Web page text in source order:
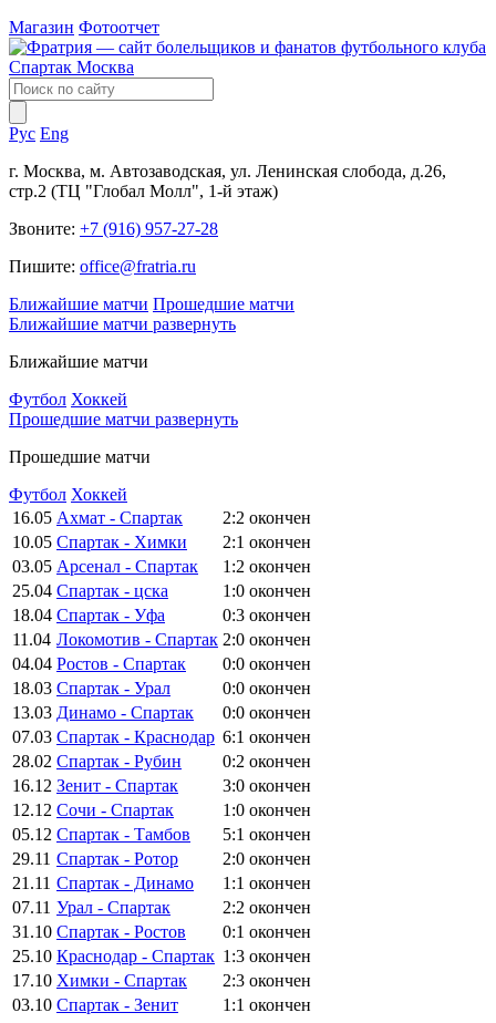
Магазин Фотоотчет
Рус Eng
г. Москва, м. Автозаводская, ул. Ленинская слобода, д.26,
стр.2 (ТЦ "Глобал Молл", 1-й этаж)
Звоните: +7 (916) 957-27-28
Пишите: office@fratria.ru
Ближайшие матчи Прошедшие матчи
Ближайшие матчи развернуть
Ближайшие матчи
Футбол Хоккей
Прошедшие матчи развернуть
Прошедшие матчи
Футбол Хоккей
16.05 Ахмат - Спартак 2:2 окончен
10.05 Спартак - Химки 2:1 окончен
03.05 Арсенал - Спартак 1:2 окончен
25.04 Спартак - цска 1:0 окончен
18.04 Спартак - Уфа 0:3 окончен
11.04 Локомотив - Спартак 2:0 окончен
04.04 Ростов - Спартак 0:0 окончен
18.03 Спартак - Урал 0:0 окончен
13.03 Динамо - Спартак 0:0 окончен
07.03 Спартак - Краснодар 6:1 окончен
28.02 Спартак - Рубин 0:2 окончен
16.12 Зенит - Спартак 3:0 окончен
12.12 Сочи - Спартак 1:0 окончен
05.12 Спартак - Тамбов 5:1 окончен
29.11 Спартак - Ротор 2:0 окончен
21.11 Спартак - Динамо 1:1 окончен
07.11 Урал - Спартак 2:2 окончен
31.10 Спартак - Ростов 0:1 окончен
25.10 Краснодар - Спартак 1:3 окончен
17.10 Химки - Спартак 2:3 окончен
03.10 Спартак - Зенит 1:1 окончен